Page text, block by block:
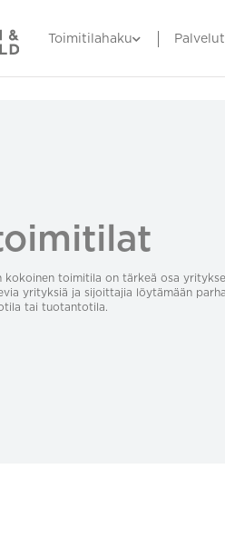
Toimitilahaku Palvelut
kokoinen toimitila on tärkeä osa
yrityksiä ja sijoittajia löytämään
tai tuotantotila.